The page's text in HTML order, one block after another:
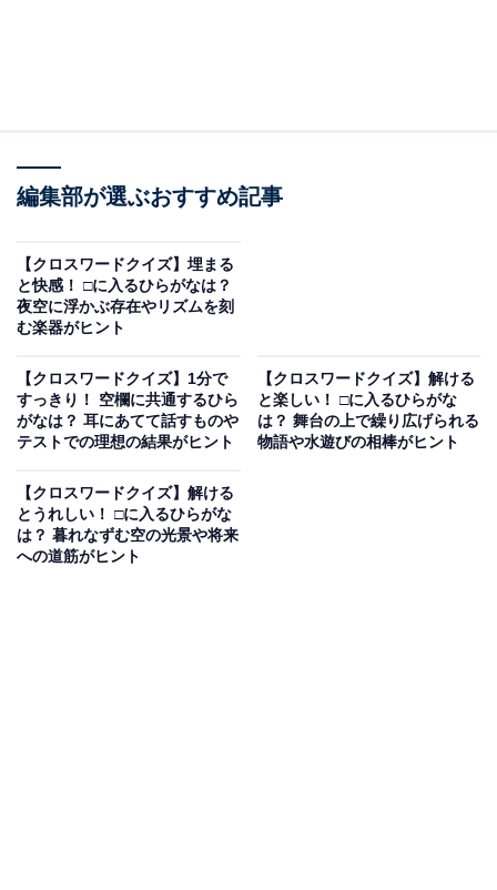
編集部が選ぶおすすめ記事
【クロスワードクイズ】埋まる
と快感！ □に入るひらがなは？
夜空に浮かぶ存在やリズムを刻
む楽器がヒント
【クロスワードクイズ】1分で
すっきり！ 空欄に共通するひら
がなは？ 耳にあてて話すものや
テストでの理想の結果がヒント
【クロスワードクイズ】解ける
と楽しい！ □に入るひらがな
は？ 舞台の上で繰り広げられる
物語や水遊びの相棒がヒント
【クロスワードクイズ】解ける
とうれしい！ □に入るひらがな
は？ 暮れなずむ空の光景や将来
への道筋がヒント